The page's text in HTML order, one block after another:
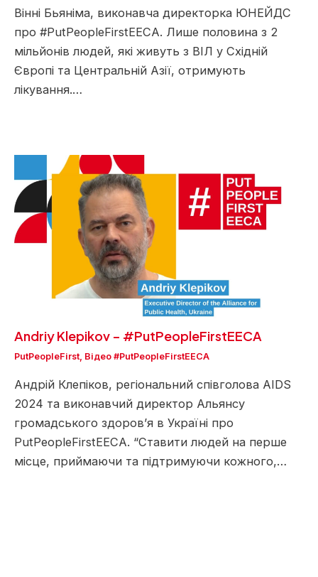
Вінні Бьяніма, виконавча директорка ЮНЕЙДС
про #PutPeopleFirstEECA. Лише половина з 2
мільйонів людей, які живуть з ВІЛ у Східній
Європі та Центральній Азії, отримують
лікування.…
Andriy Klepikov – #PutPeopleFirstEECA
PutPeopleFirst, Відео #PutPeopleFirstEECA
Андрій Клепіков, регіональний співголова AIDS
2024 та виконавчий директор Альянсу
громадського здоров’я в Україні про
PutPeopleFirstEECA. “Ставити людей на перше
місце, приймаючи та підтримуючи кожного,…